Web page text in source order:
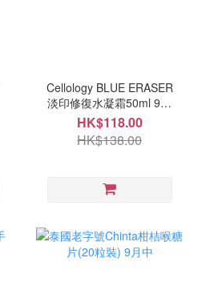
Cellology BLUE ERASER
淡印修復水凝霜50ml 9月
尾
HK$118.00
HK$138.00